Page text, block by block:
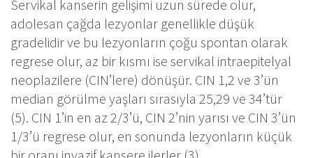
Servikal kanserin gelişimi uzun sürede olur,
adolesan çağda lezyonlar genellikle düşük
gradelidir ve bu lezyonların çoğu spontan olarak
regrese olur, az bir kısmı ise servikal intraepitelyal
neoplazilere (CIN’lere) dönüşür. CIN 1,2 ve 3’ün
median görülme yaşları sırasıyla 25,29 ve 34’tür
(5). CIN 1’in en az 2/3’ü, CIN 2’nin yarısı ve CIN 3’ün
1/3’ü regrese olur, en sonunda lezyonların küçük